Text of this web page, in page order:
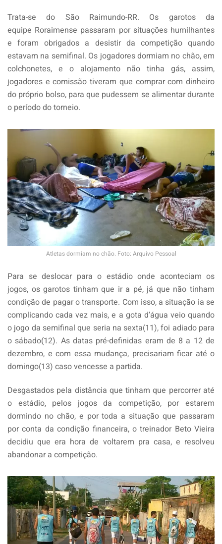
Trata-se do São Raimundo-RR. Os garotos da
equipe Roraimense passaram por situações humilhantes
e foram obrigados a desistir da competição quando
estavam na semifinal. Os jogadores dormiam no chão, em
colchonetes, e o alojamento não tinha gás, assim,
jogadores e comissão tiveram que comprar com dinheiro
do próprio bolso, para que pudessem se alimentar durante
o período do torneio.
Atletas dormiam no chão. Foto: Arquivo Pessoal
Para se deslocar para o estádio onde aconteciam os
jogos, os garotos tinham que ir a pé, já que não tinham
condição de pagar o transporte. Com isso, a situação ia se
complicando cada vez mais, e a gota d’água veio quando
o jogo da semifinal que seria na sexta(11), foi adiado para
o sábado(12). As datas pré-definidas eram de 8 a 12 de
dezembro, e com essa mudança, precisariam ficar até o
domingo(13) caso vencesse a partida.
Desgastados pela distância que tinham que percorrer até
o estádio, pelos jogos da competição, por estarem
dormindo no chão, e por toda a situação que passaram
por conta da condição financeira, o treinador Beto Vieira
decidiu que era hora de voltarem pra casa, e resolveu
abandonar a competição.